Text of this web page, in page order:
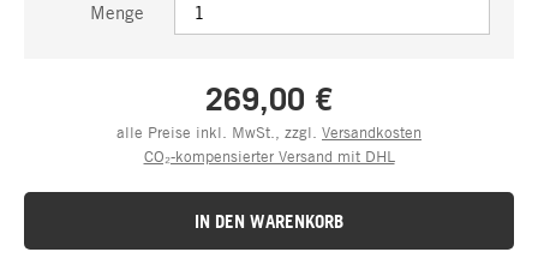
Menge
269,00 €
alle Preise inkl. MwSt., zzgl. Versandkosten
CO₂-kompensierter Versand mit DHL
IN DEN WARENKORB